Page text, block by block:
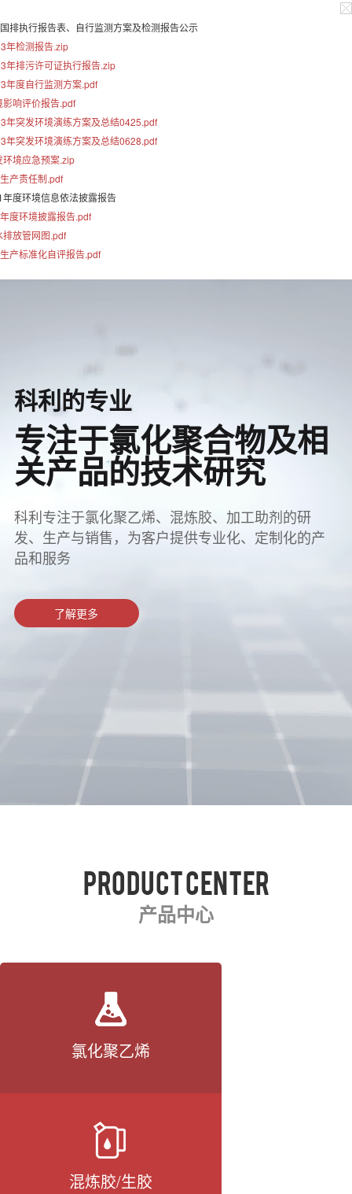
首页 关于我们
科利的专业
专注于氯化聚合物及相
关产品的技术研究
科利专注于氯化聚乙烯、混炼胶、加工助剂的研
发、生产与销售，为客户提供专业化、定制化的产
品和服务
了解更多
Product center
产品中心
氯化聚乙烯
混炼胶/生胶
排执行报告表、自行监测方案及检测报告公示
度自行监测方案.pdf
响评价报告.pdf
年突发环境演练方案及总结0425.pdf
年突发环境演练方案及总结0628.pdf
境应急预案.zip
度环境信息依法披露报告